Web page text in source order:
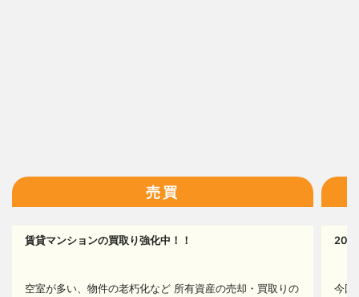
16
売買
賃貸マンションの買取り強化中！！
空室が多い、物件の老朽化など 所有資産の売却・買取りの
今回